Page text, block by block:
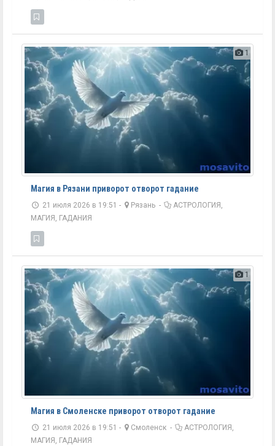
1
Магия в Рязани приворот отворот гадание
21 июля 2026 в 19:51 - Рязань -
АСТРОЛОГИЯ,
МАГИЯ, ГАДАНИЯ
1
Магия в Смоленске приворот отворот гадание
21 июля 2026 в 19:51 - Смоленск -
АСТРОЛОГИЯ,
МАГИЯ, ГАДАНИЯ